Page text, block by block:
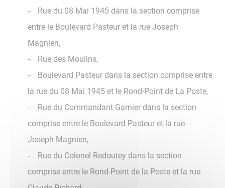
- Rue du 08 Mai 1945 dans la section comprise
entre le Boulevard Pasteur et la rue Joseph
Magnien,
- Rue des Moulins,
- Boulevard Pasteur dans la section comprise entre
la rue du 08 Mai 1945 et le Rond-Point de La Poste,
- Rue du Commandant Garnier dans la section
comprise entre le Boulevard Pasteur et la rue
Joseph Magnien,
- Rue du Colonel Redoutey dans la section
comprise entre le Rond-Point de la Poste et la rue